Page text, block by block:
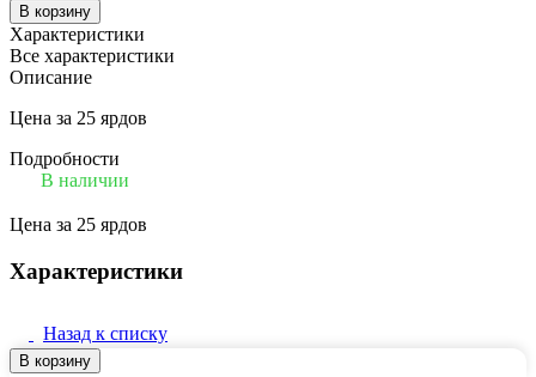
В корзину
Характеристики
Все характеристики
Описание
Цена за 25 ярдов
Подробности
В наличии
Цена за 25 ярдов
Характеристики
Назад к списку
В корзину